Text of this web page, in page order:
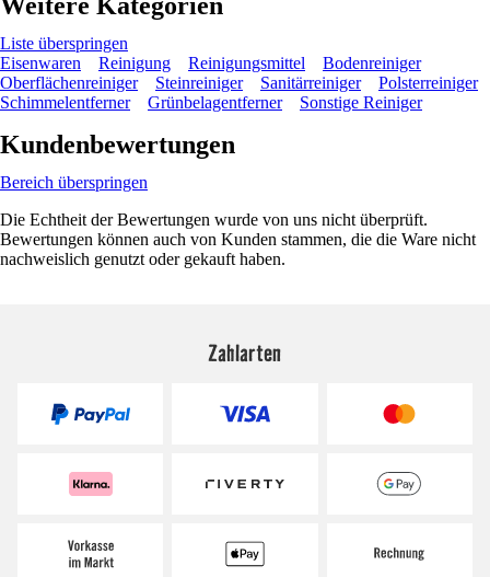
Liste überspringen
Eisenwaren
Reinigung Reinigungsmittel
Bodenreiniger
Oberflächenreiniger
Steinreiniger Sanitärreiniger
Polsterreiniger
Schimmelentferner
Grünbelagentferner Sonstige Reiniger
Kundenbewertungen
Bereich überspringen
Die Echtheit der Bewertungen wurde von uns nicht überprüft.
Bewertungen können auch von Kunden stammen, die die Ware nicht
nachweislich genutzt oder gekauft haben.
Zahlarten